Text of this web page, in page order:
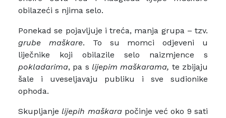
obilazeći s njima selo.
Ponekad se pojavljuje i treća, manja grupa – tzv.
grube maškare. To su momci odjeveni u
liječnike koji obilazile selo naizmjence s
pokladarima, pa s lijepim maškarama, te zbijaju
šale i uveseljavaju publiku i sve sudionike
ophoda.
Skupljanje lijepih maškarapočinje već oko 9 sati